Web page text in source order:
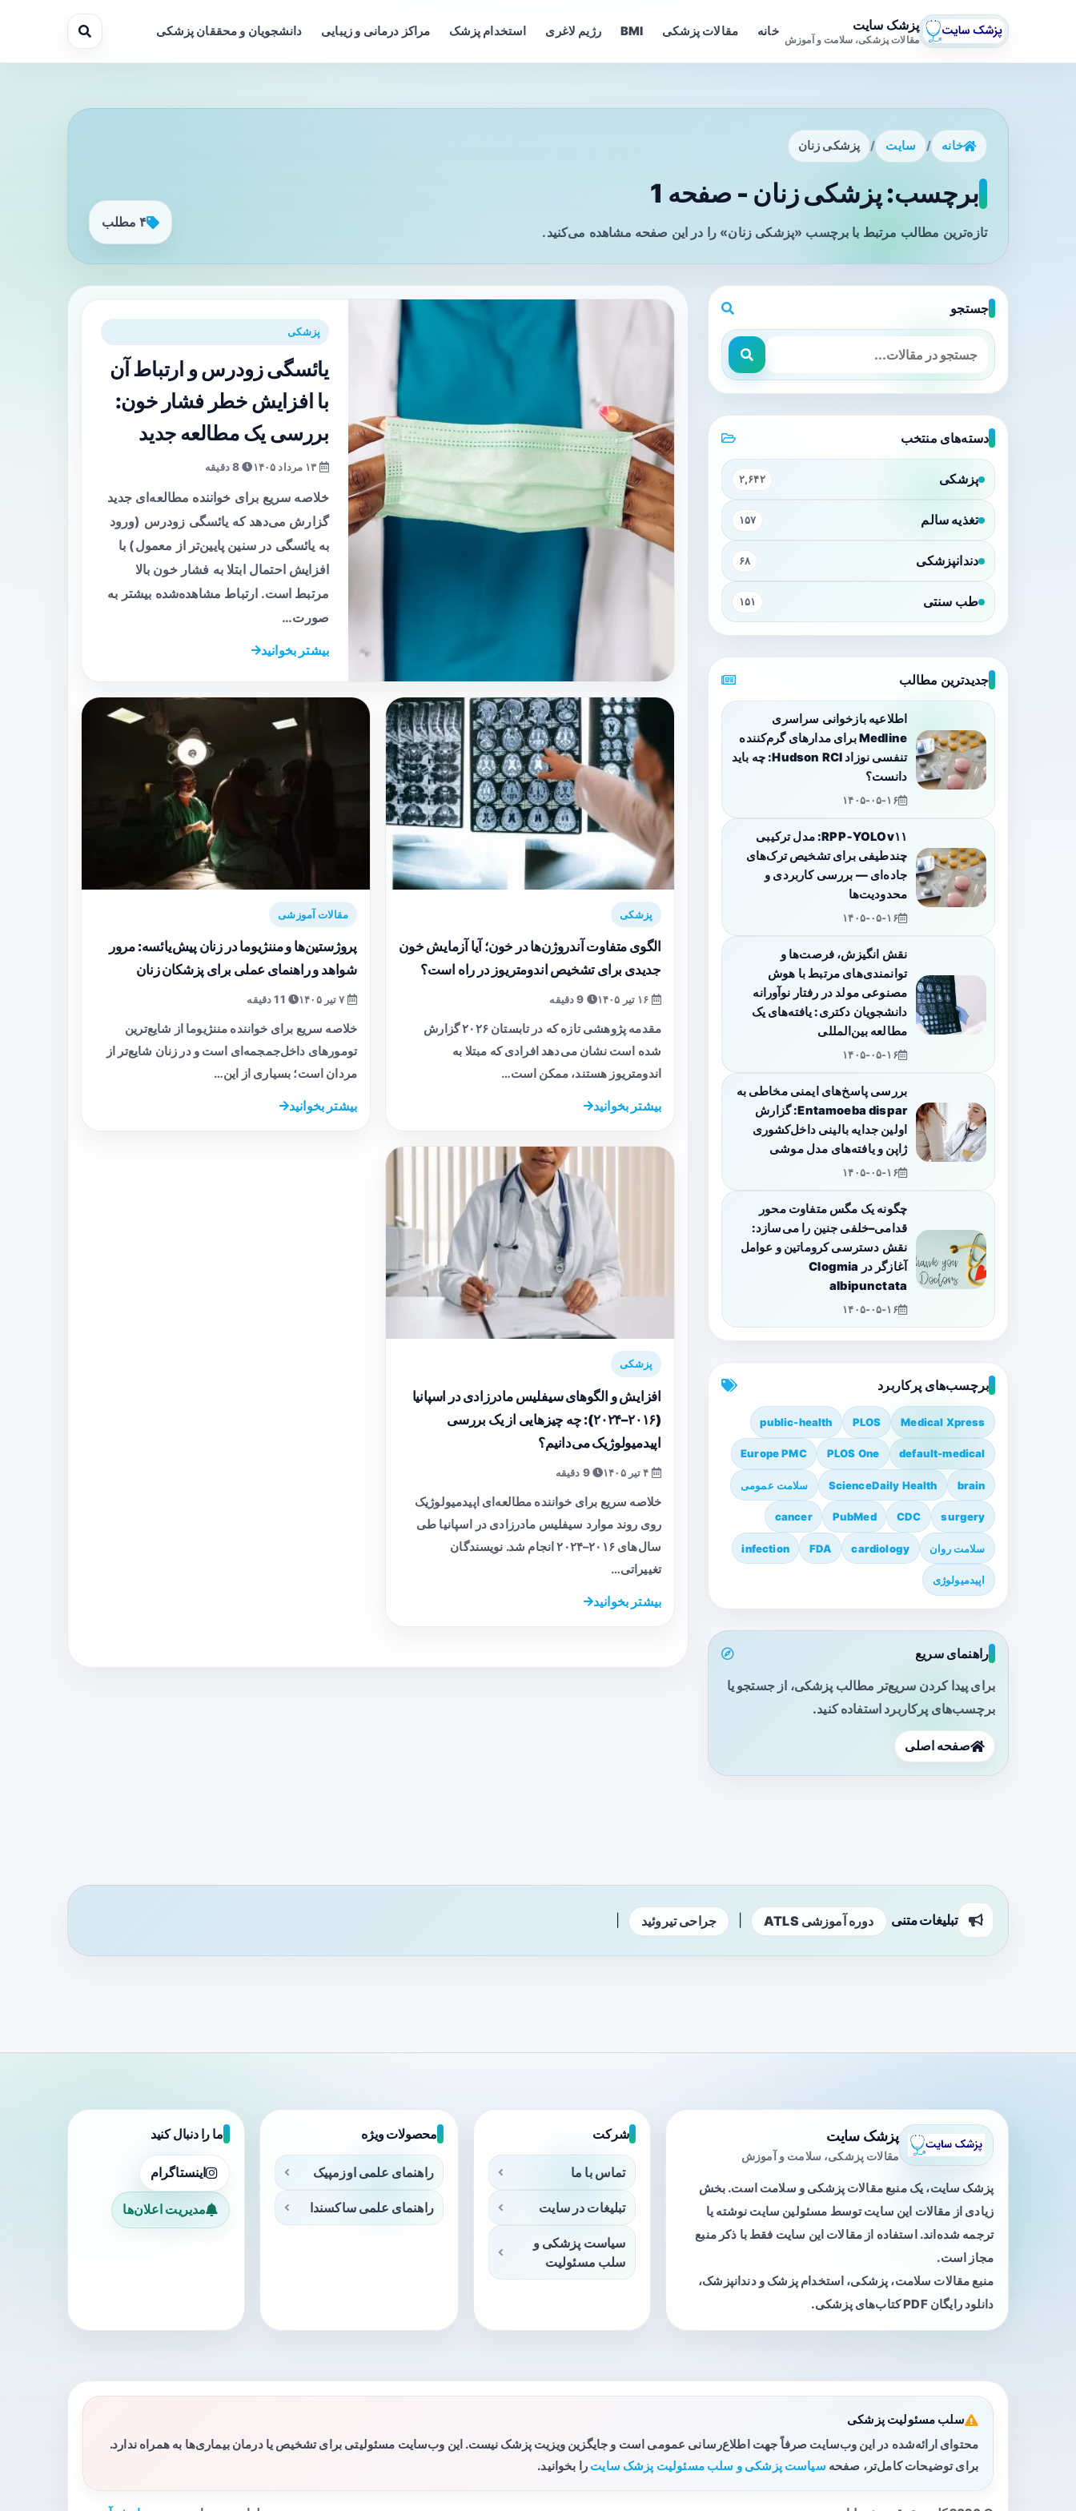
پزشک سایت
مقالات پزشکی، سلامت و آموزش
خانه مقالات پزشکی BMI رژیم لاغری استخدام پزشک مراکز درمانی و زیبایی دانشجویان و محققان پزشکی
خانه / سایت / پزشکی زنان
برچسب: پزشکی زنان - صفحه 1
تازه‌ترین مطالب مرتبط با برچسب «پزشکی زنان» را در این صفحه مشاهده می‌کنید.
۴ مطلب
پزشکی
یائسگی زودرس و ارتباط آن
با افزایش خطر فشار خون:
بررسی یک مطالعه جدید
8 دقیقه
خلاصه سریع برای خواننده مطالعه‌ای جدید
گزارش می‌دهد که یائسگی زودرس (ورود
به یائسگی در سنین پایین‌تر از معمول) با
افزایش احتمال ابتلا به فشار خون بالا
مرتبط است. ارتباط مشاهده‌شده بیشتر به
صورت…
بیشتر بخوانید
پزشکی
الگوی متفاوت آندروژن‌ها در خون؛ آیا آزمایش خون
جدیدی برای تشخیص اندومتریوز در راه است؟
مقدمه پژوهشی تازه که در تابستان ۲۰۲۶ گزارش
شده است نشان می‌دهد افرادی که مبتلا به
اندومتریوز هستند، ممکن است…
بیشتر بخوانید
مقالات آموزشی
پروژستین‌ها و مننژیوما در زنان پیش‌یائسه: مرور
شواهد و راهنمای عملی برای پزشکان زنان
خلاصه سریع برای خواننده مننژیوما از شایع‌ترین
تومورهای داخل‌جمجمه‌ای است و در زنان شایع‌تر از
مردان است؛ بسیاری از این…
بیشتر بخوانید
پزشکی
افزایش و الگوهای سیفلیس مادرزادی در اسپانیا
(۲۰۱۶–۲۰۲۴): چه چیزهایی از یک بررسی
اپیدمیولوژیک می‌دانیم؟
9 دقیقه
خلاصه سریع برای خواننده مطالعه‌ای اپیدمیولوژیک
روی روند موارد سیفلیس مادرزادی در اسپانیا طی
سال‌های ۲۰۱۶–۲۰۲۴ انجام شد. نویسندگان
تغییراتی…
بیشتر بخوانید
جستجو
دسته‌های منتخب
پزشکی ۲,۶۴۲
تغذیه سالم ۱۵۷
دندانپزشکی ۶۸
طب سنتی ۱۵۱
جدیدترین مطالب
اطلاعیه بازخوانی سراسری
Medline برای مدارهای گرم‌کننده
تنفسی نوزاد Hudson RCI: چه باید
دانست؟
۱۴۰۵-۰۵-۱۶
RPP‑YOLOv۱۱: مدل ترکیبی
چندطیفی برای تشخیص ترک‌های
جاده‌ای — بررسی کاربردی و
محدودیت‌ها
۱۴۰۵-۰۵-۱۶
نقش انگیزش، فرصت‌ها و
توانمندی‌های مرتبط با هوش
مصنوعی مولد در رفتار نوآورانه
دانشجویان دکتری: یافته‌های یک
مطالعه بین‌المللی
۱۴۰۵-۰۵-۱۶
بررسی پاسخ‌های ایمنی مخاطی به
Entamoeba dispar: گزارش
اولین جدایه بالینی داخل‌کشوری
ژاپن و یافته‌های مدل موشی
۱۴۰۵-۰۵-۱۶
چگونه یک مگس متفاوت محور
قدامی–خلفی جنین را می‌سازد:
نقش دسترسی کروماتین و عوامل
آغازگر در Clogmia
albipunctata
۱۴۰۵-۰۵-۱۶
برچسب‌های پرکاربرد
Medical Xpress
PLOS
public-health
default-medical
PLOS One
Europe PMC
brain
ScienceDaily Health سلامت عمومی
surgery
CDC
PubMed
cancer
سلامت روان cardiology
FDA
infection
اپیدمیولوژی
راهنمای سریع
برای پیدا کردن سریع‌تر مطالب پزشکی، از جستجو یا
برچسب‌های پرکاربرد استفاده کنید.
صفحه اصلی
تبلیغات متنی دوره آموزشی ATLS جراحی تیروئید
پزشک سایت
مقالات پزشکی، سلامت و آموزش
پزشک سایت، یک منبع مقالات پزشکی و سلامت است. بخش
زیادی از مقالات این سایت توسط مسئولین سایت نوشته یا
ترجمه شده‌اند. استفاده از مقالات این سایت فقط با ذکر منبع
مجاز است.
منبع مقالات سلامت، پزشکی، استخدام پزشک و دندانپزشک،
دانلود رایگان PDF کتاب‌های پزشکی.
شرکت
تماس با ما
تبلیغات در سایت
سیاست پزشکی و
سلب مسئولیت
محصولات ویژه
راهنمای علمی اوزمپیک
راهنمای علمی ساکسندا
ما را دنبال کنید
اینستاگرام
مدیریت اعلان‌ها
سلب مسئولیت پزشکی
محتوای ارائه‌شده در این وب‌سایت صرفاً جهت اطلاع‌رسانی عمومی است و جایگزین ویزیت پزشک نیست. این وب‌سایت مسئولیتی برای تشخیص یا درمان بیماری‌ها به همراه ندارد.
برای توضیحات کامل‌تر، صفحه سیاست پزشکی و سلب مسئولیت پزشک سایت را بخوانید.